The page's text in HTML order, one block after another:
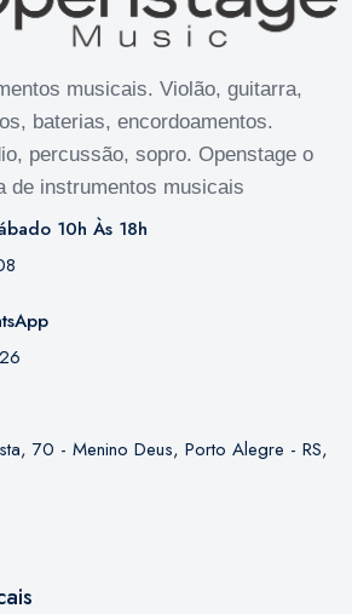
musicais. Violão, guitarra,
baterias, encordoamentos.
percussão, sopro. Openstage o
de instrumentos musicais
10h Às 18h
70 - Menino Deus, Porto Alegre - RS,